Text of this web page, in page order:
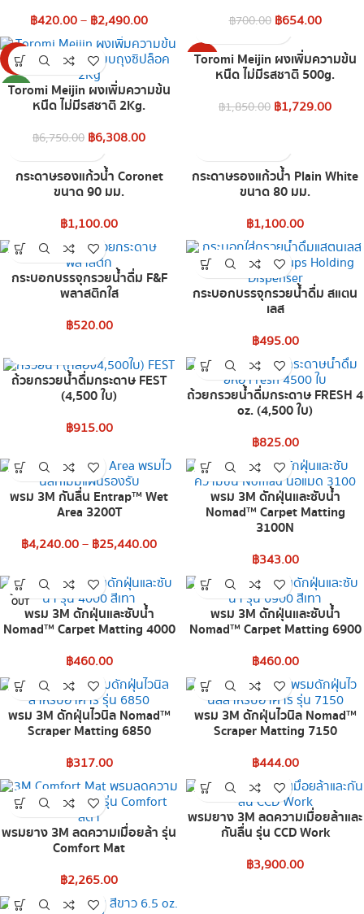
฿420.00– ฿2,490.00 ฿700.00 ฿654.00
-7%
NEW
Toromi Meijin ผงเพิ่มความข้น
หนืด ไม่มีรสชาติ 2Kg.
฿6,750.00 ฿6,308.00
-7%
Toromi Meijin ผงเพิ่มความข้น
หนืด ไม่มีรสชาติ 500g.
฿1,850.00 ฿1,729.00
กระดาษรองแก้วน้ำ Coronet
ขนาด 90 มม.
฿1,100.00
กระดาษรองแก้วน้ำ Plain White
ขนาด 80 มม.
฿1,100.00
กระบอกบรรจุกรวยน้ำดื่ม F&F
พลาสติกใส
฿520.00
กระบอกบรรจุกรวยน้ำดื่ม สแตน
เลส
฿495.00
ถ้วยกรวยน้ำดื่มกระดาษ FEST
(4,500 ใบ)
฿915.00
ถ้วยกรวยน้ำดื่มกระดาษ FRESH 4
oz. (4,500 ใบ)
฿825.00
พรม 3M กันลื่น Entrap™ Wet
Area 3200T
฿4,240.00– ฿25,440.00
พรม 3M ดักฝุ่นและซับน้ำ
Nomad™ Carpet Matting
3100N
฿343.00
SOLD
OUT
พรม 3M ดักฝุ่นและซับน้ำ
Nomad™ Carpet Matting 4000
฿460.00
พรม 3M ดักฝุ่นและซับน้ำ
Nomad™ Carpet Matting 6900
฿460.00
พรม 3M ดักฝุ่นไวนิล Nomad™
Scraper Matting 6850
฿317.00
พรม 3M ดักฝุ่นไวนิล Nomad™
Scraper Matting 7150
฿444.00
พรมยาง 3M ลดความเมื่อยล้า รุ่น
Comfort Mat
฿2,265.00
พรมยาง 3M ลดความเมื่อยล้าและ
กันลื่น รุ่น CCD Work
฿3,900.00